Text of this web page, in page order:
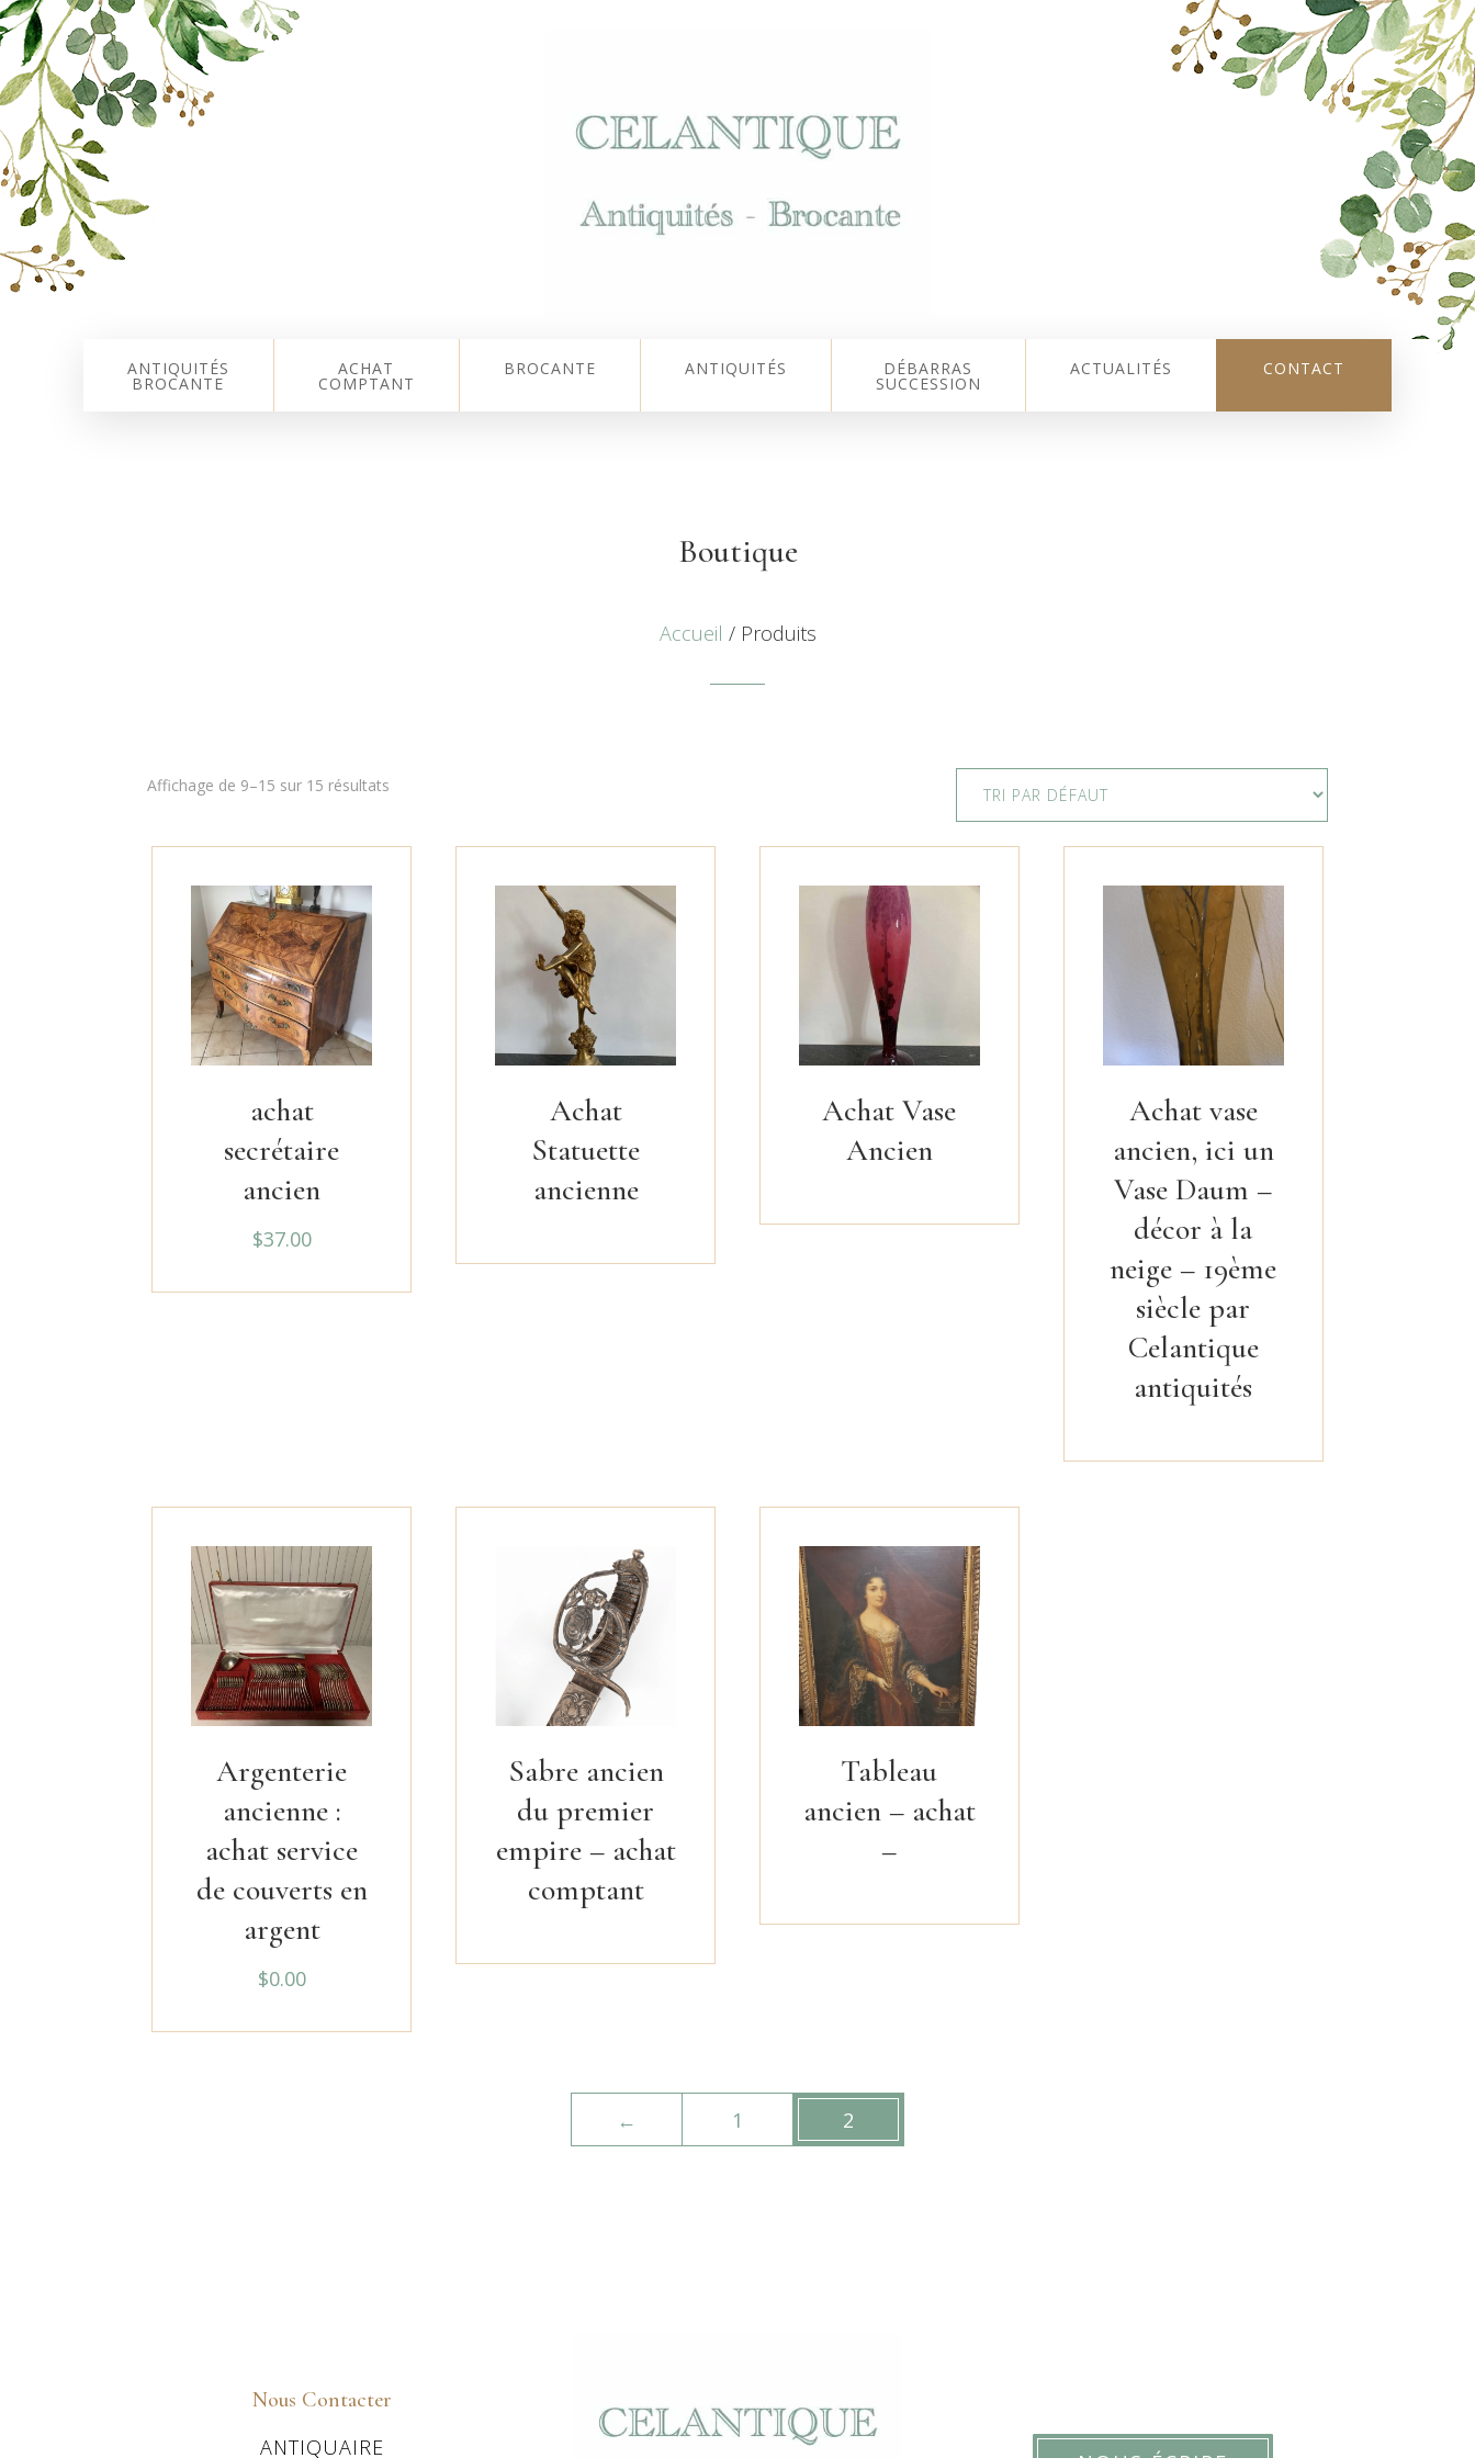
ANTIQUITÉS
BROCANTE
ACHAT
COMPTANT
BROCANTE ANTIQUITÉS DÉBARRAS
SUCCESSION
ACTUALITÉS CONTACT
Boutique
Accueil / Produits
Affichage de 9–15 sur 15 résultats
achat
secrétaire
ancien
$37.00
Achat
Statuette
ancienne
Achat Vase
Ancien
Achat vase
ancien, ici un
Vase Daum –
décor à la
neige – 19ème
siècle par
Celantique
antiquités
Argenterie
ancienne :
achat service
de couverts en
argent
$0.00
Sabre ancien
du premier
empire – achat
comptant
Tableau
ancien – achat
–
← 1 2
Nous Contacter
ANTIQUAIRE